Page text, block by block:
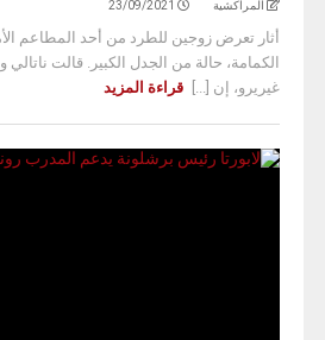
المراكشية 23/09/2021
أثار تعرض زوجين للطرد من أحد المطاعم
الكمامة، حالة من الجدل الكبير. قالت
غيريرو، إن [...]
قراءة المزيد